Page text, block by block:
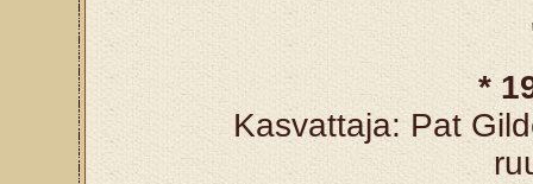
*
Kasvattaja: Pat